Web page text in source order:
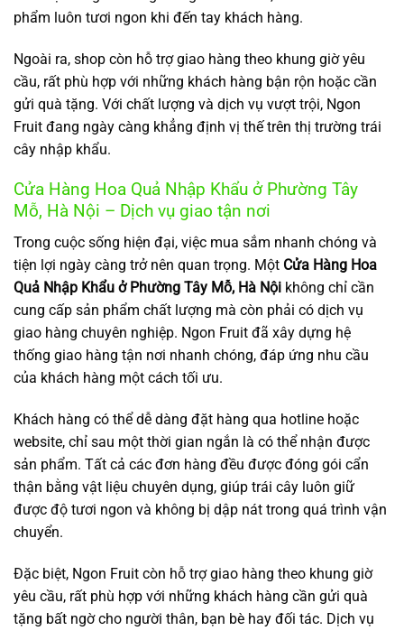
phẩm luôn tươi ngon khi đến tay khách hàng.
Ngoài ra, shop còn hỗ trợ giao hàng theo khung giờ yêu
cầu, rất phù hợp với những khách hàng bận rộn hoặc cần
gửi quà tặng. Với chất lượng và dịch vụ vượt trội, Ngon
Fruit đang ngày càng khẳng định vị thế trên thị trường trái
cây nhập khẩu.
Cửa Hàng Hoa Quả Nhập Khẩu ở Phường Tây
Mỗ, Hà Nội – Dịch vụ giao tận nơi
Trong cuộc sống hiện đại, việc mua sắm nhanh chóng và
tiện lợi ngày càng trở nên quan trọng. Một Cửa Hàng Hoa
Quả Nhập Khẩu ở Phường Tây Mỗ, Hà Nội không chỉ cần
cung cấp sản phẩm chất lượng mà còn phải có dịch vụ
giao hàng chuyên nghiệp. Ngon Fruit đã xây dựng hệ
thống giao hàng tận nơi nhanh chóng, đáp ứng nhu cầu
của khách hàng một cách tối ưu.
Khách hàng có thể dễ dàng đặt hàng qua hotline hoặc
website, chỉ sau một thời gian ngắn là có thể nhận được
sản phẩm. Tất cả các đơn hàng đều được đóng gói cẩn
thận bằng vật liệu chuyên dụng, giúp trái cây luôn giữ
được độ tươi ngon và không bị dập nát trong quá trình vận
chuyển.
Đặc biệt, Ngon Fruit còn hỗ trợ giao hàng theo khung giờ
yêu cầu, rất phù hợp với những khách hàng cần gửi quà
tặng bất ngờ cho người thân, bạn bè hay đối tác. Dịch vụ